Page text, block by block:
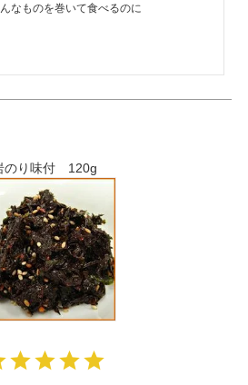
なものを巻いて食べるのに
のり味付 120g